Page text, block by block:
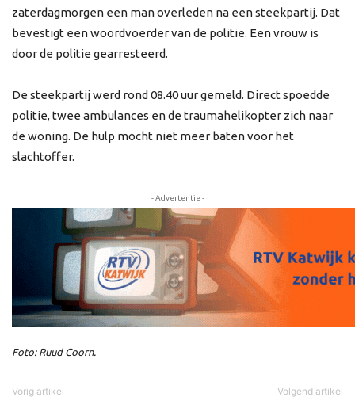
zaterdagmorgen een man overleden na een steekpartij. Dat
bevestigt een woordvoerder van de politie. Een vrouw is
door de politie gearresteerd.
De steekpartij werd rond 08.40 uur gemeld. Direct spoedde
politie, twee ambulances en de traumahelikopter zich naar
de woning. De hulp mocht niet meer baten voor het
slachtoffer.
- Advertentie -
Foto: Ruud Coorn.
Vorig artikel Volgend artikel